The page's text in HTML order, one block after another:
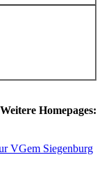
Weitere Homepages:
VGem Siegenburg